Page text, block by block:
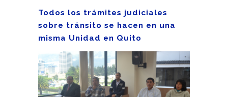
Todos los trámites judiciales
sobre tránsito se hacen en una
misma Unidad en Quito